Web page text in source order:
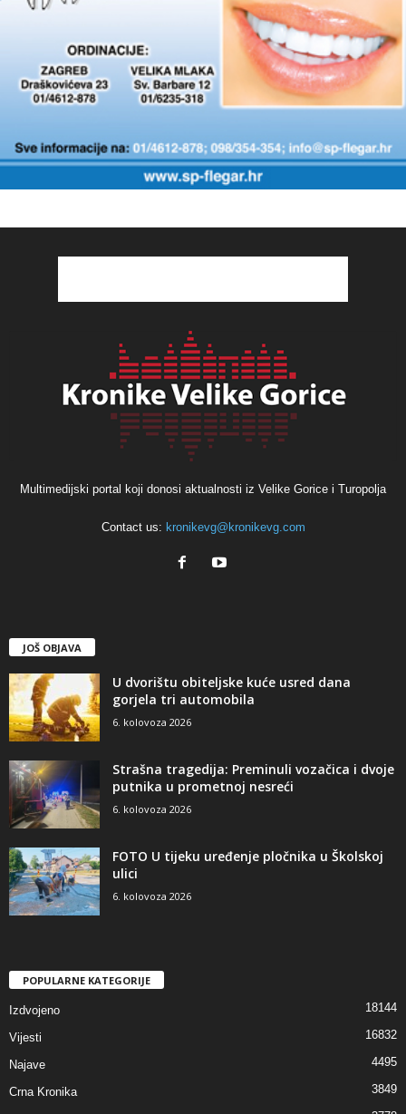
Multimedijski portal koji donosi aktualnosti iz Velike Gorice i Turopolja
Contact us: kronikevg@kronikevg.com
JOŠ OBJAVA
U dvorištu obiteljske kuće usred dana
gorjela tri automobila
6. kolovoza 2026
Strašna tragedija: Preminuli vozačica i dvoje
putnika u prometnoj nesreći
6. kolovoza 2026
FOTO U tijeku uređenje pločnika u Školskoj
ulici
6. kolovoza 2026
POPULARNE KATEGORIJE
Izdvojeno 18144
Vijesti 16832
Najave 4495
Crna Kronika 3849